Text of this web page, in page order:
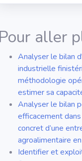
Pour aller
Analyser le bilan
industrielle
méthodologie
estimer sa
Analyser le bilan
efficacement
concret d’une
agroalimentaire
Identifier et